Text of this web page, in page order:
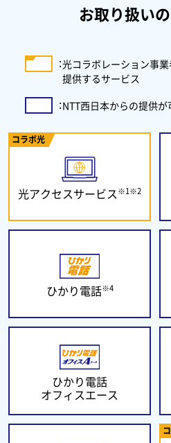
お取り扱い
：光コラボレーション事
提供するサービス
：NTT西日本からの提供
コラボ光
光アクセスサービス※1※2
ひかり電話※4
ひかり電話
オフィスエース